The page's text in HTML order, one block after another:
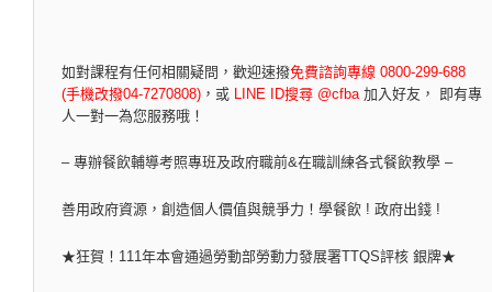
如對課程有任何相關疑問， 歡迎速撥免費諮詢專線 0800-299-688
(手機改撥04-7270808) ， 或 LINE ID搜尋 @cfba 加入好友， 即有專
人一對一為您服務哦！
– 專辦餐飲輔導考照專班及政府職前&在職訓練各式餐飲教學 –
善用政府資源，創造個人價值與競爭力！學餐飲 ! 政府出錢 !
★狂賀！111年本會通過勞動部勞動力發展署TTQS評核 銀牌★